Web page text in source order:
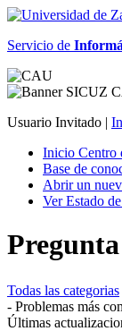
Servicio de
Usuario Invitado |
Inicio Centro
Base de
Abrir un
Ver Estado
Todas las categorias
- Problemas más
Últimas